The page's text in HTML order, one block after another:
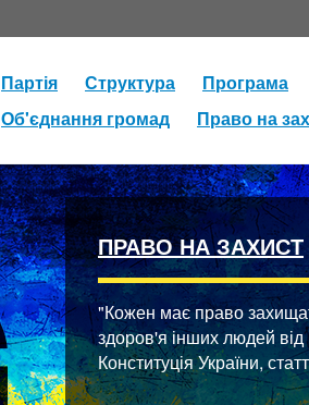
Партія Структура
Програма
Об'єднання громад
Право на
ПРАВО НА ЗАХИСТ
"Кожен має право
здоров'я інших людей
Конституція України,